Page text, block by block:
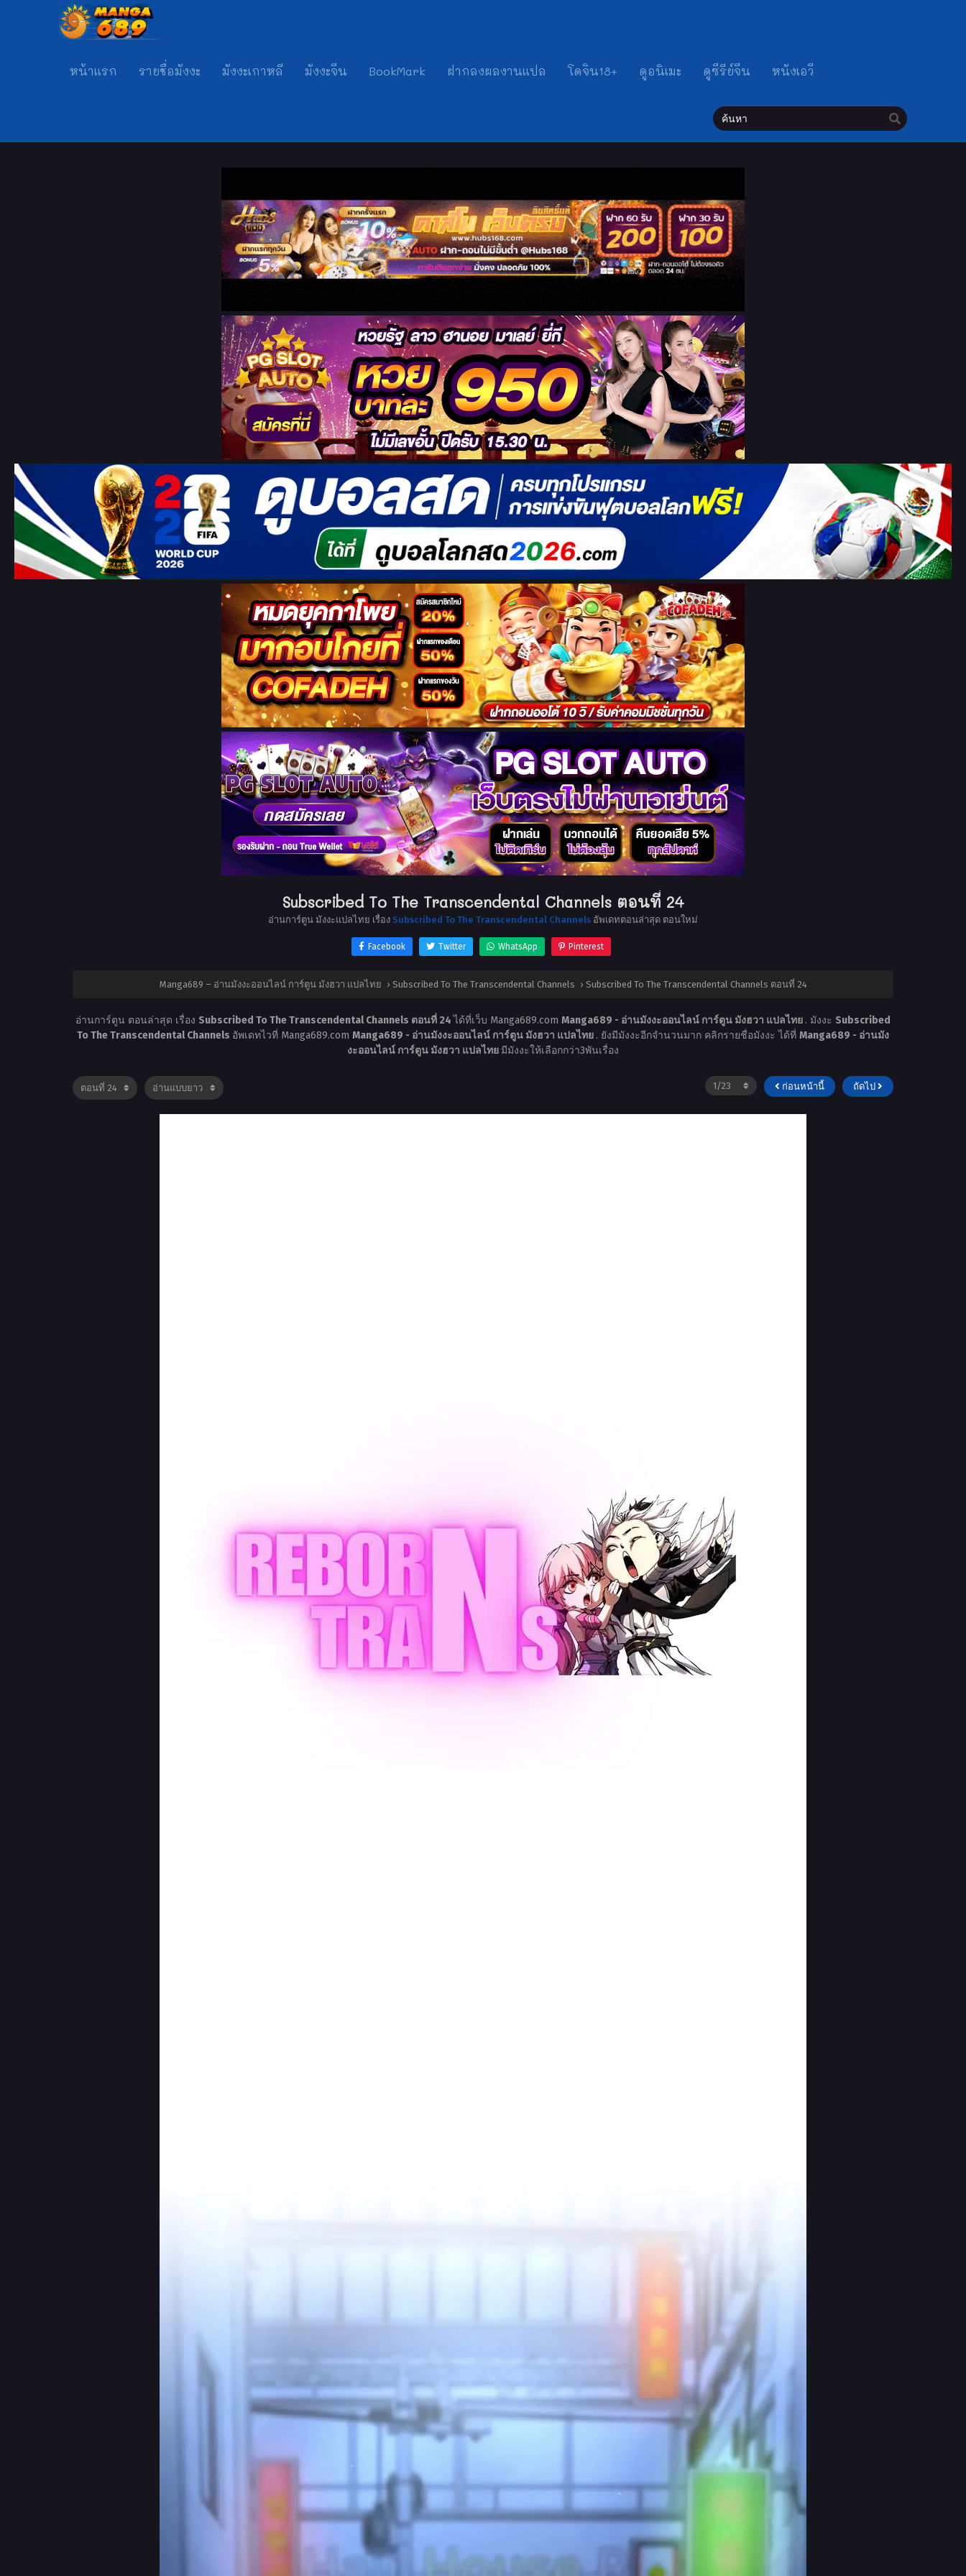
หน้าแรก รายชื่อมังงะ มังงะเกาหลี มังงะจีน BookMark ฝากลงผลงานแปล โดจิน18+ ดูอนิเมะ ดูซีรีย์จีน หนังเอวี
Subscribed To The Transcendental Channels ตอนที่ 24
อ่านการ์ตูน มังงะแปลไทย เรื่อง Subscribed To The Transcendental Channels อัพเดทตอนล่าสุด ตอนใหม่
Facebook Twitter WhatsApp Pinterest
Manga689 – อ่านมังงะออนไลน์ การ์ตูน มังฮวา แปลไทย › Subscribed To The Transcendental Channels › Subscribed To The Transcendental Channels ตอนที่ 24
อ่านการ์ตูน ตอนล่าสุด เรื่อง Subscribed To The Transcendental Channels ตอนที่ 24ได้ที่เว็บ Manga689.com Manga689 - อ่านมังงะออนไลน์ การ์ตูน มังฮวา แปลไทย . มังงะ Subscribed
To The Transcendental Channels อัพเดทไวที่ Manga689.com Manga689 - อ่านมังงะออนไลน์ การ์ตูน มังฮวา แปลไทย . ยังมีมังงะอีกจำนวนมาก คลิกรายชื่อมังงะ ได้ที่ Manga689 - อ่านมัง
งะออนไลน์ การ์ตูน มังฮวา แปลไทย มีมังงะให้เลือกกว่า3พันเรื่อง
ก่อนหน้านี้ ถัดไป